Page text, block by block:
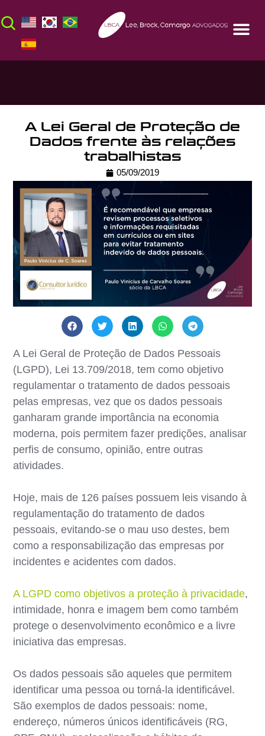
A Lei Geral de Proteção de
Dados frente às relações
trabalhistas
05/09/2019
A Lei Geral de Proteção de Dados Pessoais
(LGPD), Lei 13.709/2018, tem como objetivo
regulamentar o tratamento de dados pessoais
pelas empresas, vez que os dados pessoais
ganharam grande importância na economia
moderna, pois permitem fazer predições, analisar
perfis de consumo, opinião, entre outras
atividades.
Hoje, mais de 126 países possuem leis visando à
regulamentação do tratamento de dados
pessoais, evitando-se o mau uso destes, bem
como a responsabilização das empresas por
incidentes e acidentes com dados.
A LGPD como objetivos a proteção à privacidade,
intimidade, honra e imagem bem como também
protege o desenvolvimento econômico e a livre
iniciativa das empresas.
Os dados pessoais são aqueles que permitem
identificar uma pessoa ou torná-la identificável.
São exemplos de dados pessoais: nome,
endereço, números únicos identificáveis (RG,